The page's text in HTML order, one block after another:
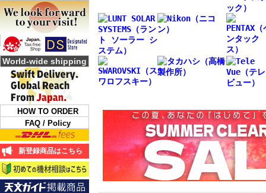
World-wide shipping
HOW TO ORDER
FAQ / Policy
新登録商品はこちら